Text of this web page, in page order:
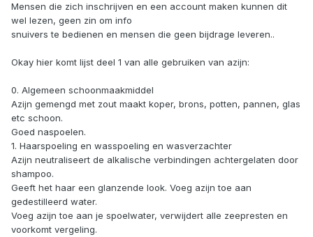
Mensen die zich inschrijven en een account maken kunnen dit
wel lezen, geen zin om info
snuivers te bedienen en mensen die geen bijdrage leveren..
Okay hier komt lijst deel 1 van alle gebruiken van azijn:
0. Algemeen schoonmaakmiddel
Azijn gemengd met zout maakt koper, brons, potten, pannen, glas
etc schoon.
Goed naspoelen.
1. Haarspoeling en wasspoeling en wasverzachter
Azijn neutraliseert de alkalische verbindingen achtergelaten door
shampoo.
Geeft het haar een glanzende look. Voeg azijn toe aan
gedestilleerd water.
Voeg azijn toe aan je spoelwater, verwijdert alle zeepresten en
voorkomt vergeling.